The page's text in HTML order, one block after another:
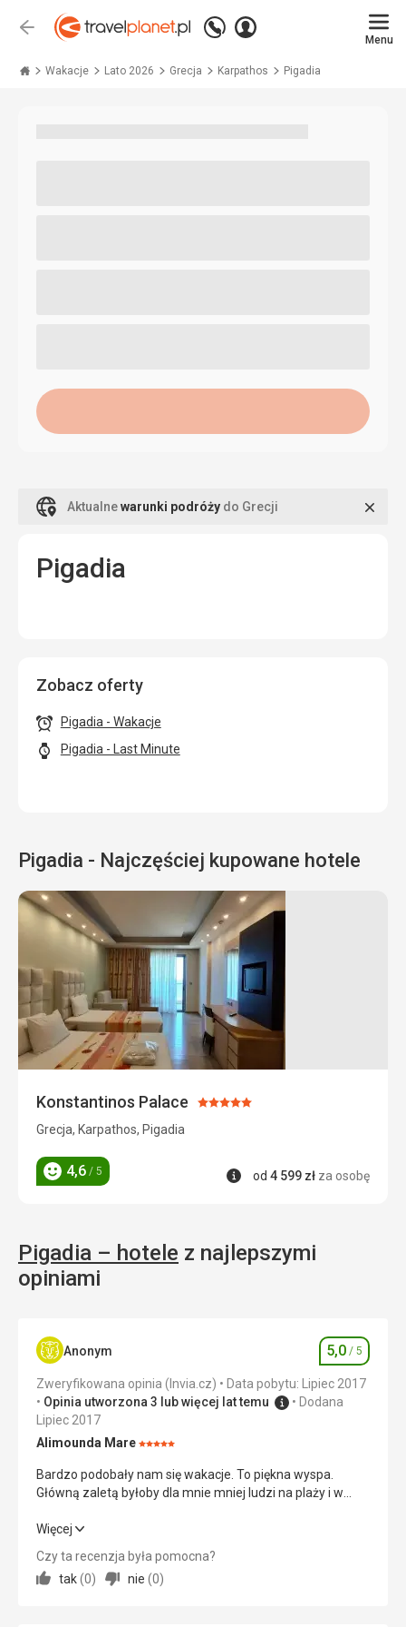
Wstecz
Zadzwoń
+48 71 771 76 55
Zaloguj
Menu
Wakacje Lato 2026 Grecja Karpathos Pigadia
Aktualnewarunki podróży do Grecji
Pigadia
Zobacz oferty
Pigadia - Wakacje
Pigadia - Last Minute
Pigadia - Najczęściej kupowane hotele
Konstantinos Palace Ocena:
Grecja, Karpathos, Pigadia
Ocena
4,6 / 5 Informacje
od 4 599 zł za osobę
Pigadia – hotele z najlepszymi
opiniami
Anonym Ocena
5,0 / 5
Zweryfikowana opinia (Invia.cz)
Data pobytu: Lipiec 2017
Opinia utworzona 3 lub więcej lat temu
Dodana
Lipiec 2017
Alimounda MareOcena:
Bardzo podobały nam się wakacje. To piękna wyspa.
Główną zaletą byłoby dla mnie mniej ludzi na plaży i w
Bardzo podobały nam się wakacje. To piękna wyspa.
miasteczku.
Więcej
Czy ta recenzja była pomocna?
tak (0) nie (0)